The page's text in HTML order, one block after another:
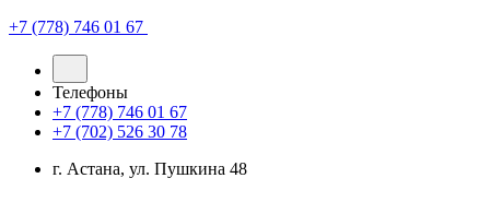
+7 (778) 746 01 67
Телефоны
+7 (778) 746 01 67
+7 (702) 526 30 78
г. Астана, ул. Пушкина 48